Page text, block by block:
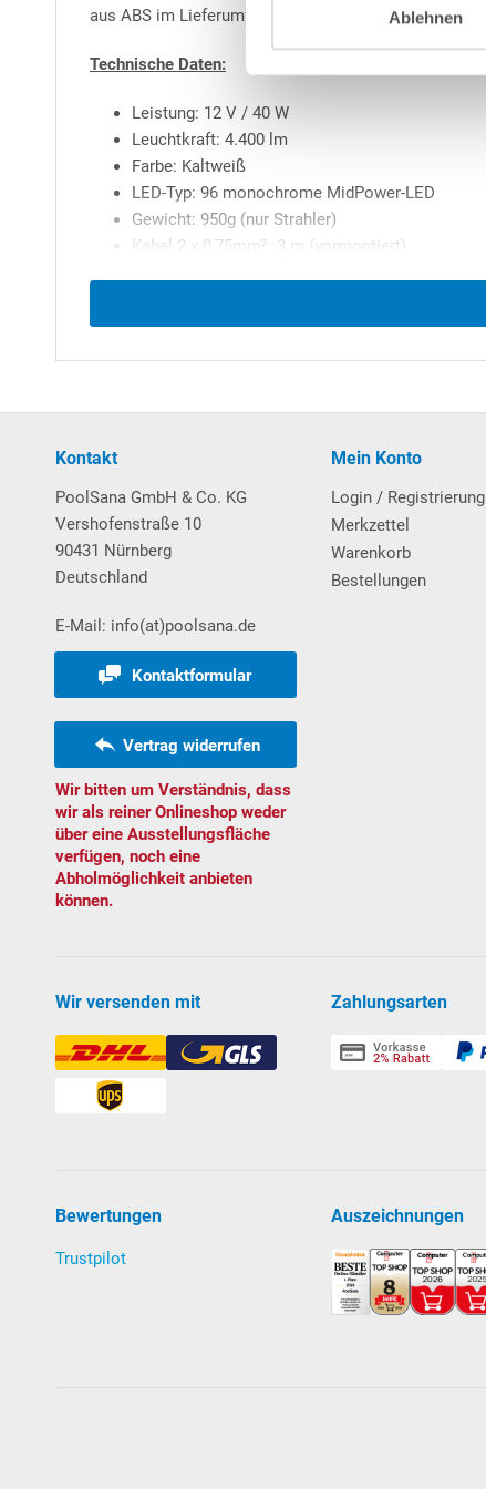
Ablehnen
aus ABS im Lieferumfang enthalten.
Technische Daten:
Leistung: 12 V / 40 W
Leuchtkraft: 4.400 lm
Farbe: Kaltweiß
LED-Typ: 96 monochrome MidPower-LED
Gewicht: 950g (nur Strahler)
Kabel 2 x 0,75mm²: 3 m (vormontiert)
Abmessungen Einbaunische in mm:
Kontakt
PoolSana GmbH & Co. KG
Vershofenstraße 10
90431 Nürnberg
Deutschland
E-Mail: info(at)poolsana.de
Kontaktformular
Vertrag widerrufen
Wir bitten um Verständnis, dass
wir als reiner Onlineshop weder
über eine Ausstellungsfläche
verfügen, noch eine
Abholmöglichkeit anbieten
können.
Mein Konto
Login / Registrierung
Merkzettel
Warenkorb
Bestellungen
Wir versenden mit Zahlungsarten
Bewertungen
Trustpilot
Auszeichnungen